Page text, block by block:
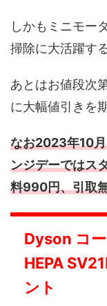
しかもミニモー
掃除に大活躍す
あとはお値段次
に大幅値引きを
なお2023年10
ンジデーではス
料990円、引取
Dyson コ
HEPA
ント